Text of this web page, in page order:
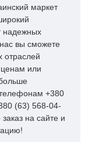
дозировки
качества
маркет
надежных
вы сможете
отраслей
или
+380
(63) 568-04-
на сайте и